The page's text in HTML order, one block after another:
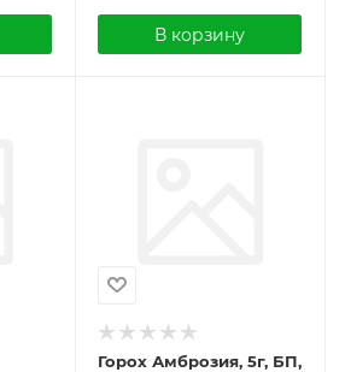
В корзину
Горох Амброзия, 5г, БП,